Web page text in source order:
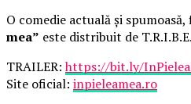
O comedie actuală și
mea” este distribuit de
TRAILER:https://bit.ly/
Site oficial: inpieleamea.ro